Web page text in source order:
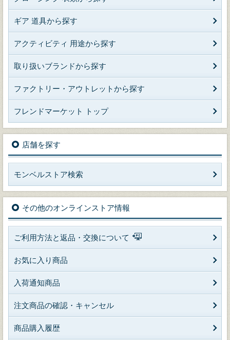
ギア 道具から探す
アクティビティ 用途から探す
取り扱いブランドから探す
ファクトリー・アウトレットから探す
フレンドマーケット トップ
店舗を探す
モンベルストア検索
その他のオンラインストア情報
ご利用方法と返品・交換について
お気に入り商品
入荷通知商品
注文商品の確認・キャンセル
商品購入履歴